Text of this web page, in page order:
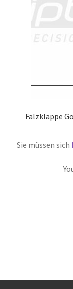
Falzklappe
Sie müssen sich